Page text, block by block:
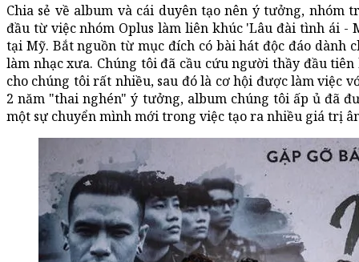
Chia sẻ về album và cái duyên tạo nên ý tưởng, nhóm
đầu từ việc nhóm Oplus làm liên khúc 'Lâu đài tình ái -
tại Mỹ. Bắt nguồn từ mục đích có bài hát độc đáo dành
làm nhạc xưa. Chúng tôi đã cầu cứu người thầy đầu
cho chúng tôi rất nhiều, sau đó là cơ hội được làm việc
2 năm "thai nghén" ý tưởng, album chúng tôi ấp ủ đã
một sự chuyển mình mới trong việc tạo ra nhiều giá trị